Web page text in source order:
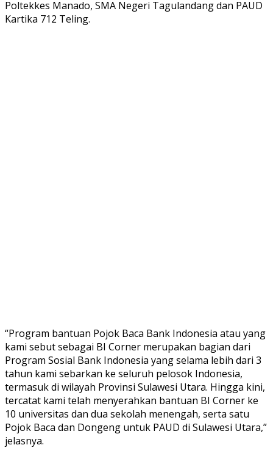
Poltekkes Manado, SMA Negeri Tagulandang dan PAUD
Kartika 712 Teling.
“Program bantuan Pojok Baca Bank Indonesia atau yang
kami sebut sebagai BI Corner merupakan bagian dari
Program Sosial Bank Indonesia yang selama lebih dari 3
tahun kami sebarkan ke seluruh pelosok Indonesia,
termasuk di wilayah Provinsi Sulawesi Utara. Hingga kini,
tercatat kami telah menyerahkan bantuan BI Corner ke
10 universitas dan dua sekolah menengah, serta satu
Pojok Baca dan Dongeng untuk PAUD di Sulawesi Utara,”
jelasnya.